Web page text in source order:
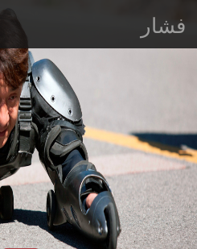
فشار